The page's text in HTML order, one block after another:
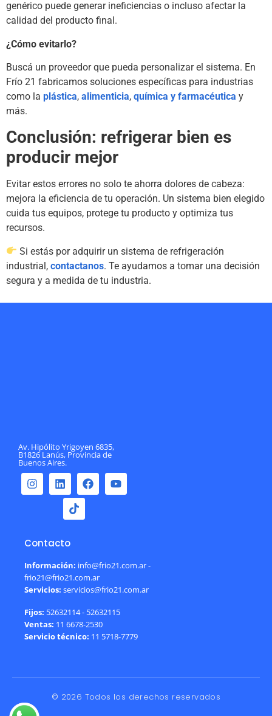
genérico puede generar ineficiencias o incluso afectar la
calidad del producto final.
¿Cómo evitarlo?
Buscá un proveedor que pueda personalizar el sistema. En
Frío 21 fabricamos soluciones específicas para industrias
como la plástica, alimenticia, química y farmacéutica y
más.
Conclusión: refrigerar bien es
producir mejor
Evitar estos errores no solo te ahorra dolores de cabeza:
mejora la eficiencia de tu operación. Un sistema bien elegido
cuida tus equipos, protege tu producto y optimiza tus
recursos.
Si estás por adquirir un sistema de refrigeración
industrial, contactanos. Te ayudamos a tomar una decisión
segura y a medida de tu industria.
Av. Hipólito Yrigoyen 6835,
B1826 Lanús, Provincia de
Buenos Aires.
Contacto
Información: info@frio21.com.ar -
frio21@frio21.com.ar
Servicios: servicios@frio21.com.ar
Fijos: 52632114 - 52632115
Ventas: 11 6678-2530
Servicio técnico: 11 5718-7779
© 2026 Todos los derechos reservados